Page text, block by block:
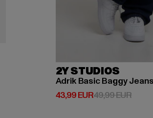
2Y STUDIOS
Adrik Basic Baggy Jeans
43,99 EUR
Derzeitiger Preis: 43,99 EUR
49,99 EUR